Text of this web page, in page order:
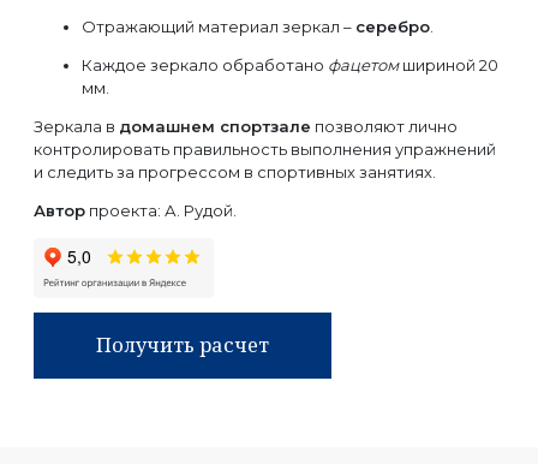
Отражающий материал зеркал – серебро
Каждое зеркало обработано фацетомшириной 20
мм.
Зеркала в домашнем спортзале позволяют лично
контролировать правильность выполнения упражнений
и следить за прогрессом в спортивных занятиях.
Автор проекта: А. Рудой.
Получить расчет